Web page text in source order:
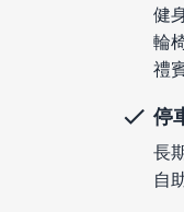
健
輪
禮
停
長
自